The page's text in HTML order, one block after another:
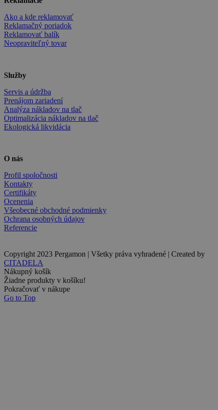
Ako a kde reklamovať
Reklamačný poriadok
Reklamovať balík
Neopraviteľný tovar
Služby
Servis a údržba
Prenájom zariadení
Analýza nákladov na tlač
Optimalizácia nákladov na tlač
Ekologická likvidácia
O nás
Profil spoločnosti
Kontakty
Certifikáty
Ocenenia
Všeobecné obchodné podmienky
Ochrana osobných údajov
Referencie
Copyright 2023 Pergamon | Všetky práva vyhradené | Created by
CITADELA
Nákupný košík
Žiadne produkty v košíku!
Pokračovať v nákupe
Go to Top